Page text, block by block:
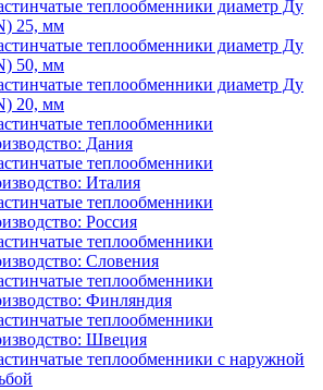
теплообменники диаметр Ду
25, мм
теплообменники диаметр Ду
50, мм
теплообменники диаметр Ду
20, мм
теплообменники
Дания
теплообменники
Италия
теплообменники
Россия
теплообменники
Словения
теплообменники
Финляндия
теплообменники
Швеция
теплообменники с наружной